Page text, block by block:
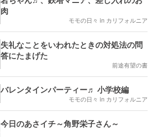
肉
モモの日々 in カリフォルニア
失礼なことをいわれたときの対処法の問
答にたまげた
前途有望の書
バレンタインパーティー♬ 小学校編
モモの日々 in カリフォルニア
今日のあさイチ～角野栄子さん～